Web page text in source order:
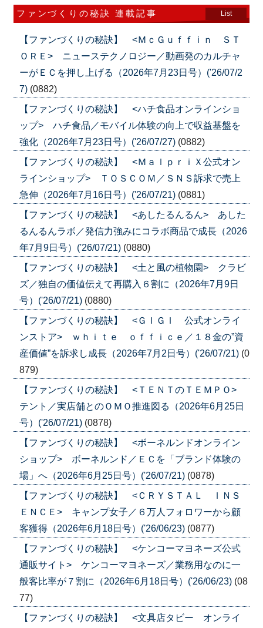
ファンづくりの秘訣 連載記事 List
【ファンづくりの秘訣】 <ＭｃＧｕｆｆｉｎ ＳＴ
ＯＲＥ> ニューステクノロジー／動画発のカルチャ
ーがＥＣを押し上げる（2026年7月23日号）('26/07/2
7) (0882)
【ファンづくりの秘訣】 <ハチ食品オンラインショ
ップ> ハチ食品／モバイル体験の向上で収益基盤を
強化（2026年7月23日号）('26/07/27) (0882)
【ファンづくりの秘訣】 <ＭａｌｐｒｉＸ公式オン
ラインショップ> ＴＯＳＣＯＭ／ＳＮＳ訴求で売上
急伸（2026年7月16日号）('26/07/21) (0881)
【ファンづくりの秘訣】 <あしたるんるん> あした
るんるんラボ／発信力強みにコラボ商品で成長（2026
年7月9日号）('26/07/21) (0880)
【ファンづくりの秘訣】 <土と風の植物園> クラビ
ズ／独自の価値伝えて再購入６割に（2026年7月9日
号）('26/07/21) (0880)
【ファンづくりの秘訣】 <ＧＩＧＩ 公式オンライ
ンストア> ｗｈｉｔｅ ｏｆｆｉｃｅ／１８金の”資
産価値”を訴求し成長（2026年7月2日号）('26/07/21) (0
879)
【ファンづくりの秘訣】 <ＴＥＮＴのＴＥＭＰＯ>
テント／実店舗とのＯＭＯ推進図る（2026年6月25日
号）('26/07/21) (0878)
【ファンづくりの秘訣】 <ボーネルンドオンライン
ショップ> ボーネルンド／ＥＣを「ブランド体験の
場」へ（2026年6月25日号）('26/07/21) (0878)
【ファンづくりの秘訣】 <ＣＲＹＳＴＡＬ ＩＮＳ
ＥＮＣＥ> キャンプ女子／６万人フォロワーから顧
客獲得（2026年6月18日号）('26/06/23) (0877)
【ファンづくりの秘訣】 <ケンコーマヨネーズ公式
通販サイト> ケンコーマヨネーズ／業務用なのに一
般客比率が７割に（2026年6月18日号）('26/06/23) (08
77)
【ファンづくりの秘訣】 <文具店タビー オンライ